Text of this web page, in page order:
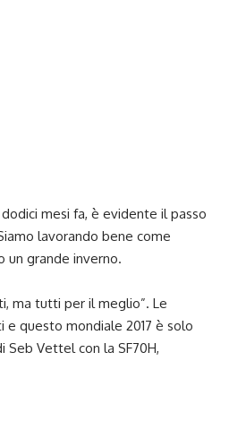
mesi fa, è evidente il passo
lavorando bene come
un grande inverno.
ma tutti per il meglio”. Le
e questo mondiale 2017 è solo
Seb Vettel con la SF70H,